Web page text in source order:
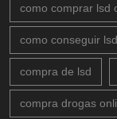
como comprar lsd
como conseguir lsd
compra de lsd
compra drogas